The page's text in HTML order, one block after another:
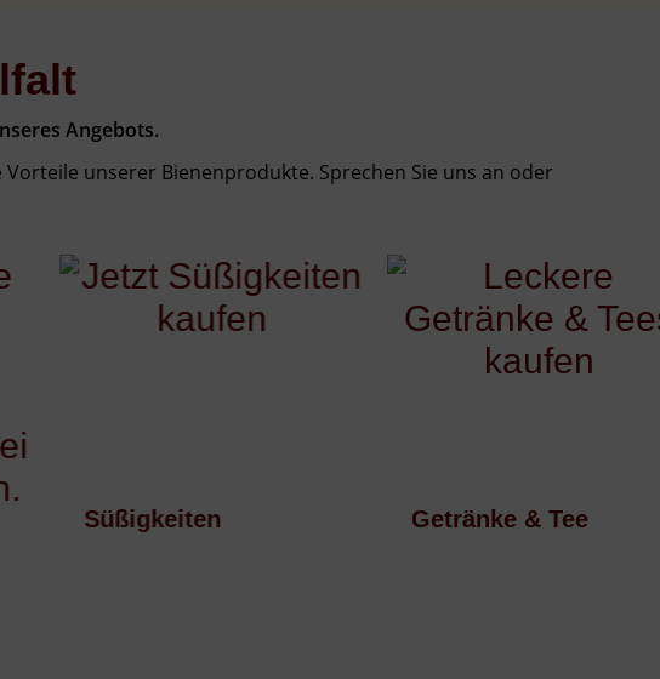
Angebots.
unserer Bienenprodukte. Sprechen Sie uns an oder
Süßigkeiten Getränke & Tee